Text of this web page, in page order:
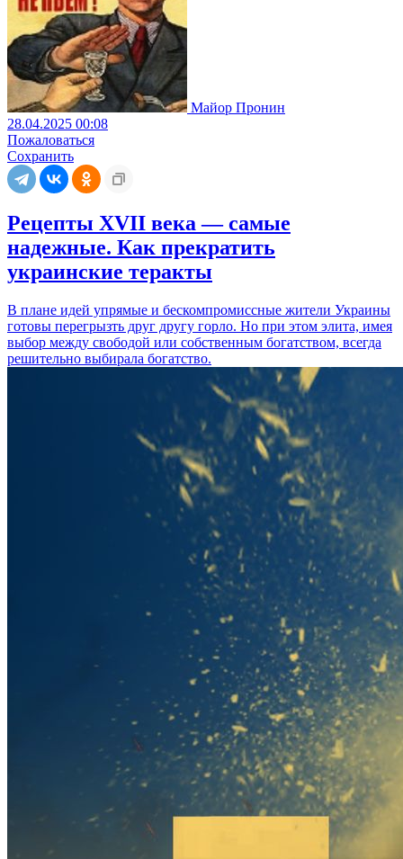
Майор Пронин
28.04.2025 00:08
Пожаловаться
Сохранить
Рецепты XVII века — самые
надежные. Как прекратить
украинские теракты
В плане идей упрямые и бескомпромиссные жители Украины
готовы перегрызть друг другу горло. Но при этом элита, имея
выбор между свободой или собственным богатством, всегда
решительно выбирала богатство.